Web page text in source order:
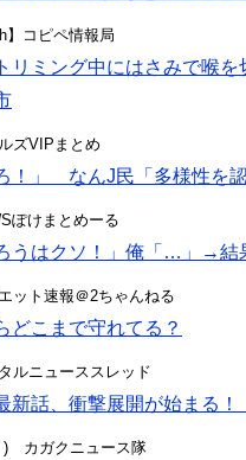
】コピペ情報局
リミング中にはさみで喉
ズVIPまとめ
！」 なんJ民「多様性を
ぽけまとめーる
うはクソ！」俺「…」→結
ット速報＠2ちゃんねる
どこまで守れてる？
ルニューススレッド
新話、衝撃展開が始まる！
ゞカガクニュース隊